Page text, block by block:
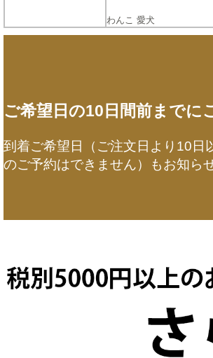
わんこ 愛犬
ご希望日の10日間前までに
到着ご希望日（ご注文日より10日
のご予約はできません）もお知ら